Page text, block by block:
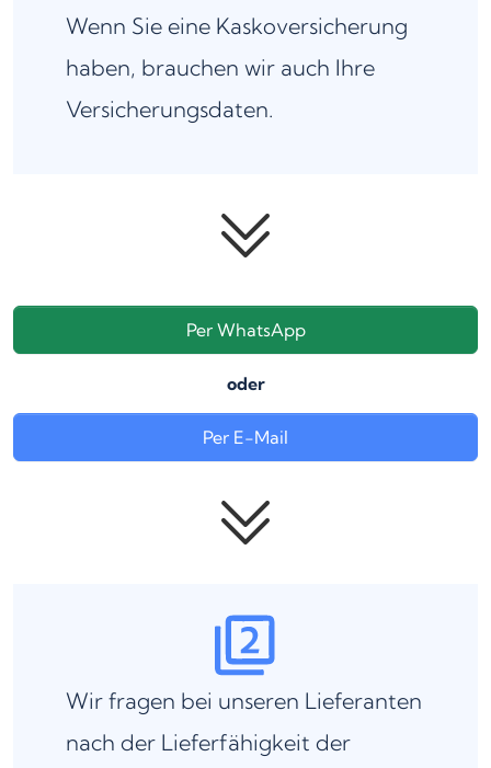
Wenn Sie eine Kaskoversicherung
haben, brauchen wir auch Ihre
Versicherungsdaten.
Per WhatsApp
oder
Per E-Mail
Wir fragen bei unseren Lieferanten
nach der Lieferfähigkeit der